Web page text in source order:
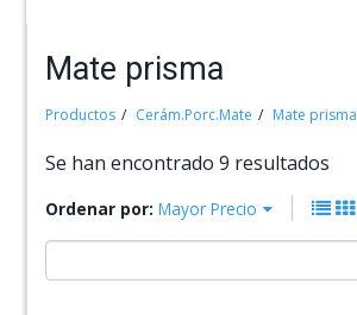
Mate prisma
Productos Cerám.Porc.Mate Mate prisma
Se han encontrado 9 resultados
Ordenar por: Mayor Precio